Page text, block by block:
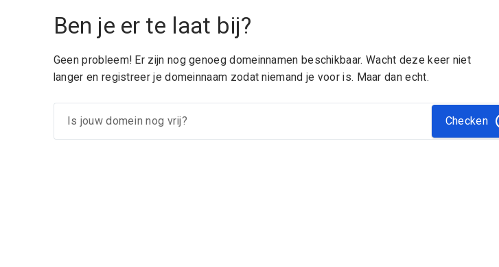
Ben je er te laat bij?
Geen probleem! Er zijn nog genoeg domeinnamen beschikbaar. Wacht deze keer niet
langer en registreer je domeinnaam zodat niemand je voor is. Maar dan echt.
Checken